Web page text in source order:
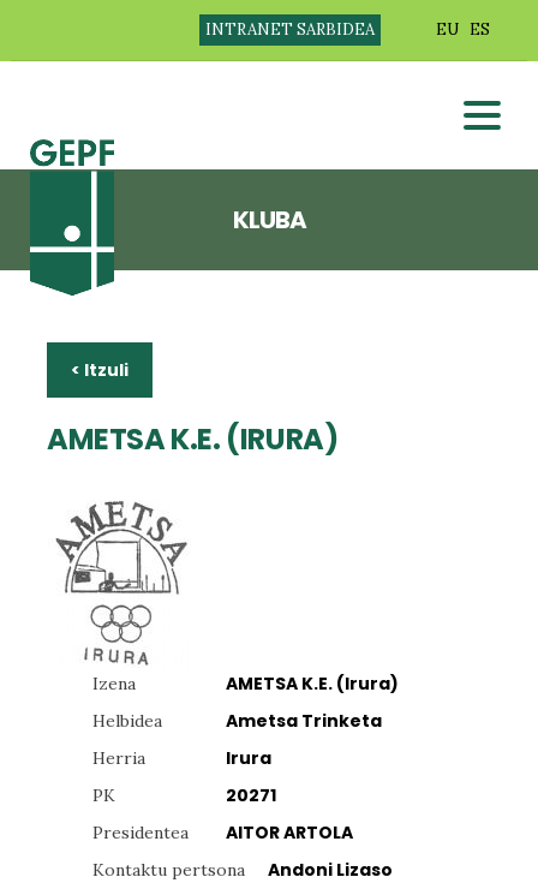
INTRANET SARBIDEA EU ES
KLUBA
< Itzuli
AMETSA K.E. (IRURA)
Izena AMETSA K.E. (Irura)
Helbidea Ametsa Trinketa
Herria Irura
PK 20271
Presidentea AITOR ARTOLA
Kontaktu pertsona Andoni Lizaso